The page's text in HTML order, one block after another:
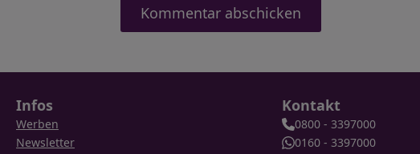
Infos
Werben
Newsletter
Kontakt
0800 - 3397000
0160 - 3397000